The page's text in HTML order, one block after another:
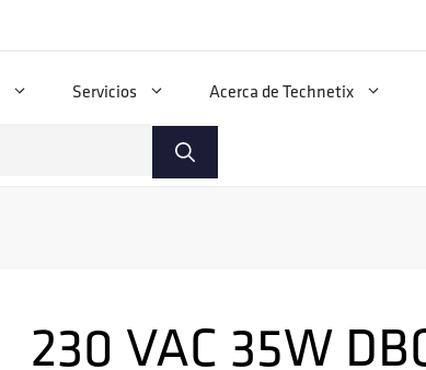
Servicios Acerca de Technetix
230 VAC 35W